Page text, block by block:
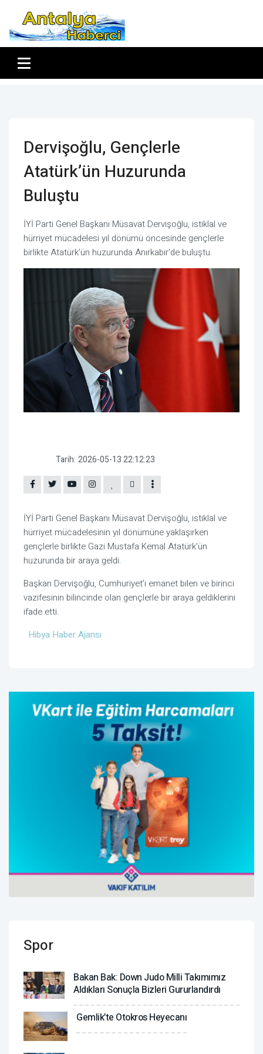
Dervişoğlu, Gençlerle
Atatürk’ün Huzurunda
Buluştu
İYİ Parti Genel Başkanı Müsavat Dervişoğlu, istiklal ve
hürriyet mücadelesi yıl dönümü öncesinde gençlerle
birlikte Atatürk’ün huzurunda Anırkabir'de buluştu.
Tarih: 2026-05-13 22:12:23
İYİ Parti Genel Başkanı Müsavat Dervişoğlu, istiklal ve
hürriyet mücadelesinin yıl dönümüne yaklaşırken
gençlerle birlikte Gazi Mustafa Kemal Atatürk’ün
huzurunda bir araya geldi.
Başkan Dervişoğlu, Cumhuriyet’i emanet bilen ve birinci
vazifesinin bilincinde olan gençlerle bir araya geldiklerini
ifade etti.
Hibya Haber Ajansı
Spor
Bakan Bak: Down Judo Milli Takımımız
Aldıkları Sonuçla Bizleri Gururlandırdı
Gemlik’te Otokros Heyecanı